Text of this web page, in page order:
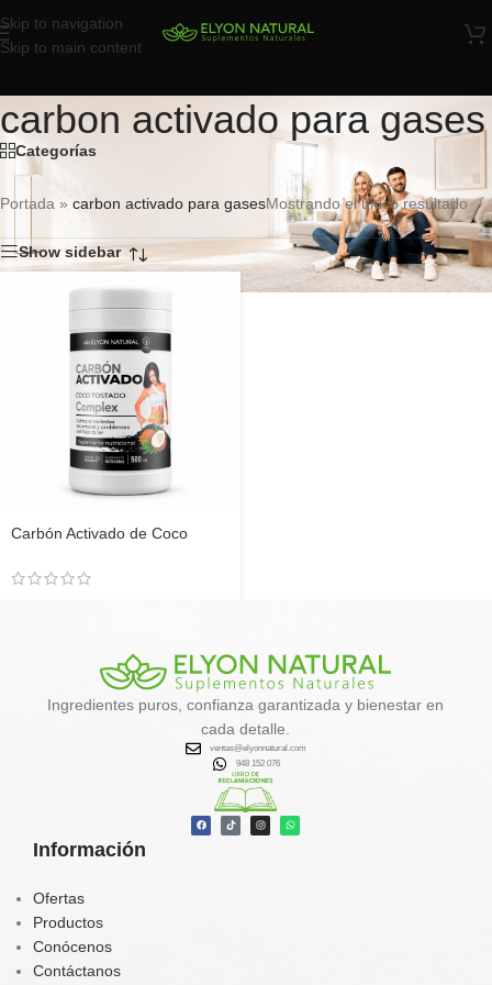
Skip to navigation
Skip to main content
carbon activado para gases
Categorías
Portada » carbon activado para gasesMostrando el único resultado
Show sidebar
Carbón Activado de Coco
Complex
Información
Ofertas
Productos
Conócenos
Contáctanos
Ingredientes puros, confianza garantizada y bienestar en
cada detalle.
ventas@elyonnatural.com
948 152 076